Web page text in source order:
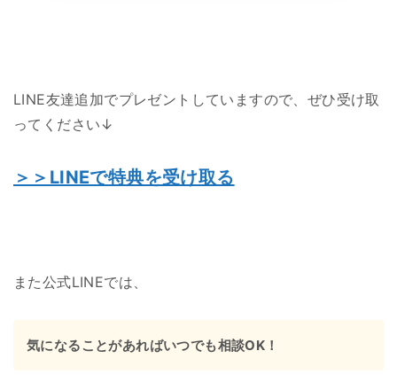
LINE友達追加でプレゼントしていますので、ぜひ受け取
ってください↓
＞＞LINEで特典を受け取る
また公式LINEでは、
気になることがあればいつでも相談OK！